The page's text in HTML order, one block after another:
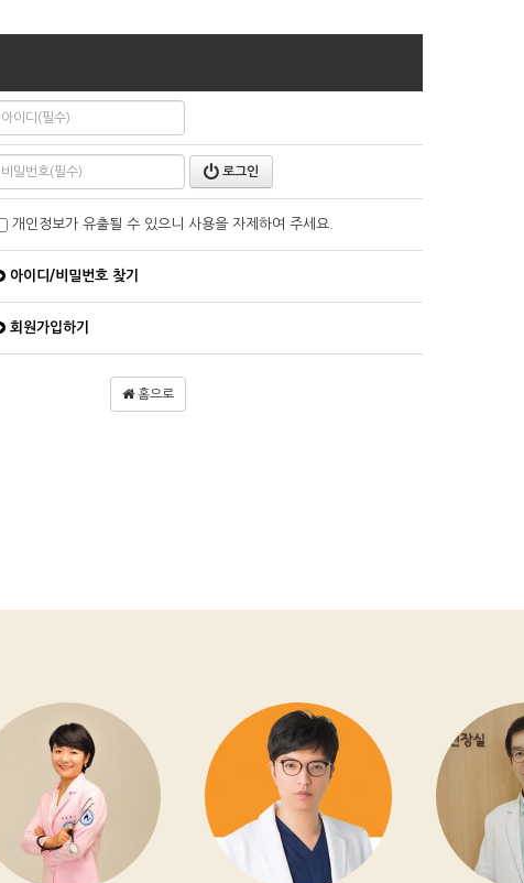
로그인
개인정보가 유출될 수 있으니 사용을 자제하여 주세요.
아이디/비밀번호 찾기
회원가입하기
홈으로